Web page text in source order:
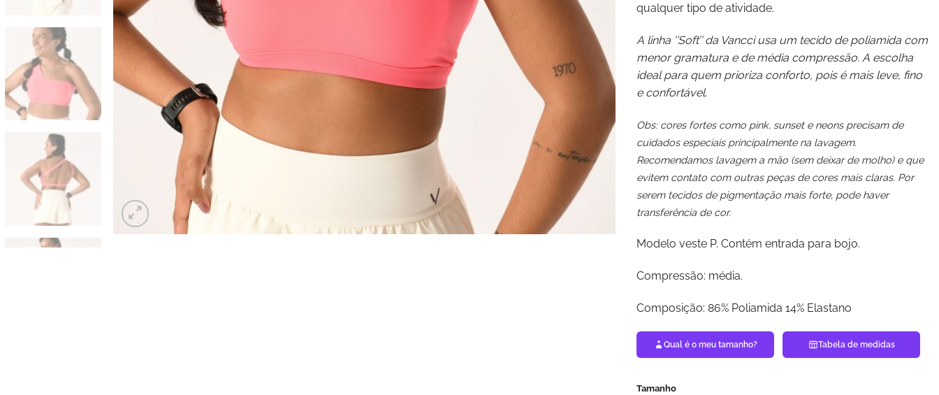
qualquer tipo de atividade.
A linha ‘’Soft’’ da Vancci usa um tecido de poliamida com
menor gramatura e de média compressão. A escolha
ideal para quem prioriza conforto, pois é mais leve, fino
e confortável.
Obs: cores fortes como pink, sunset e neons precisam de
cuidados especiais principalmente na lavagem.
Recomendamos lavagem a mão (sem deixar de molho) e que
evitem contato com outras peças de cores mais claras. Por
serem tecidos de pigmentação mais forte, pode haver
transferência de cor.
Modelo veste P. Contém entrada para bojo.
Compressão: média.
Composição: 86% Poliamida 14% Elastano
Qual é o meu tamanho? Tabela de medidas
Tamanho